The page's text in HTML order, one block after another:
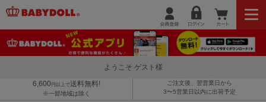
ようこそ ゲスト様
6,600 円以上で送料無料!
※一部地域は除く
ご注文後、翌営業日から
3〜5営業日以内に出荷予定